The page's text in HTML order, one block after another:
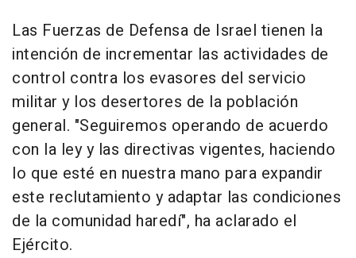
Las Fuerzas de Defensa de Israel tienen la
intención de incrementar las actividades de
control contra los evasores del servicio
militar y los desertores de la población
general. "Seguiremos operando de acuerdo
con la ley y las directivas vigentes, haciendo
lo que esté en nuestra mano para expandir
este reclutamiento y adaptar las condiciones
de la comunidad haredí", ha aclarado el
Ejército.